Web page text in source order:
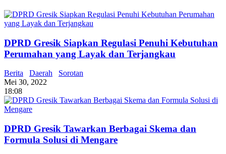
DPRD Gresik Siapkan Regulasi Penuhi Kebutuhan
Perumahan yang Layak dan Terjangkau
Berita Daerah
Sorotan
Mei 30, 2022
18:08
DPRD Gresik Tawarkan Berbagai Skema dan
Formula Solusi di Mengare